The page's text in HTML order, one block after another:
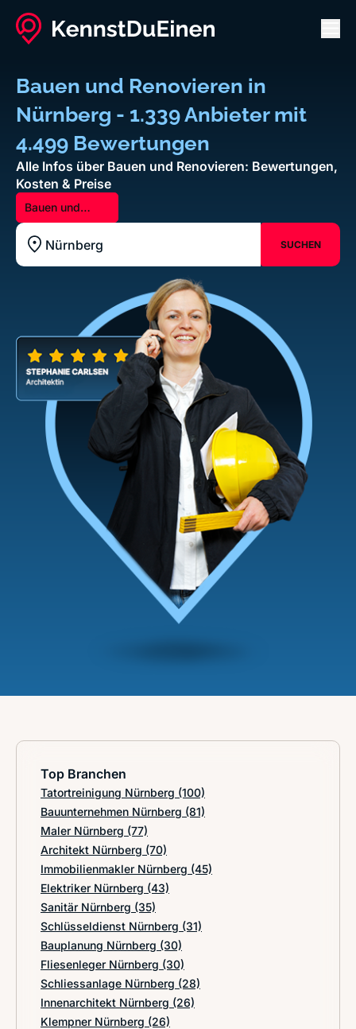
Bauen und Renovieren in
Nürnberg - 1.339 Anbieter mit
4.499 Bewertungen
Alle Infos über Bauen und Renovieren: Bewertungen,
Kosten & Preise
Bauen und
Renovieren
Standort z.B. Frankfurt am Main
SUCHEN
Top Branchen
Tatortreinigung Nürnberg (100)
Bauunternehmen Nürnberg (81)
Maler Nürnberg (77)
Architekt Nürnberg (70)
Immobilienmakler Nürnberg (45)
Elektriker Nürnberg (43)
Sanitär Nürnberg (35)
Schlüsseldienst Nürnberg (31)
Bauplanung Nürnberg (30)
Fliesenleger Nürnberg (30)
Schliessanlage Nürnberg (28)
Innenarchitekt Nürnberg (26)
Klempner Nürnberg (26)